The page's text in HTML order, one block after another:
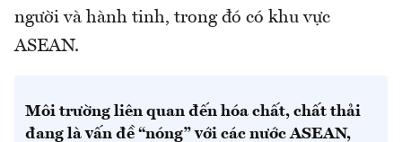
người và hành tinh, trong đó có khu vực
ASEAN.
Môi trường liên quan đến hóa chất, chất thải
đang là vấn đề “nóng” với các nước ASEAN,